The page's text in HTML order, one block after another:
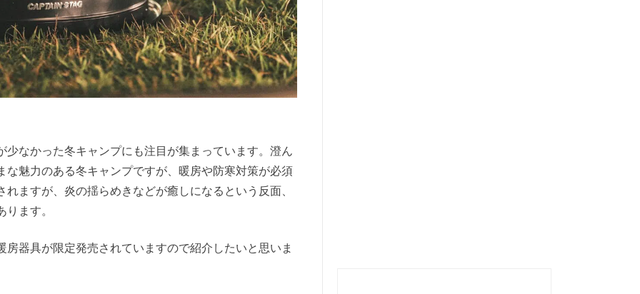
なかった冬キャンプにも注目が集まっています。澄ん
な魅力のある冬キャンプですが、暖房や防寒対策が必須
ますが、炎の揺らめきなどが癒しになるという反面、
ます。
器具が限定発売されていますので紹介したいと思いま